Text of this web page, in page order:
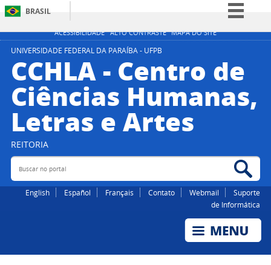
ACESSIBILIDADE ALTO CONTRASTE MAPA DO SITE
BRASIL
Simplifique!
Participe
Legislação
Canais
UNIVERSIDADE FEDERAL DA PARAÍBA - UFPB
CCHLA - Centro de
Ciências Humanas,
Letras e Artes
REITORIA
Buscar no portal
English Español Français Contato Webmail
Suporte
de Informática